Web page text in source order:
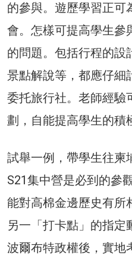
的參與。遊歷學習正可
會。怎樣可提高學生參
的問題。包括行程的設
景點解說等，都應仔細
委托旅行社。老師經驗
劃，自能提高學生的積
試舉一例，帶學生往柬
S21集中營是必到的參
能對高棉金邊歷史有所
另一「打卡點」的指定
波爾布特政權後，實地